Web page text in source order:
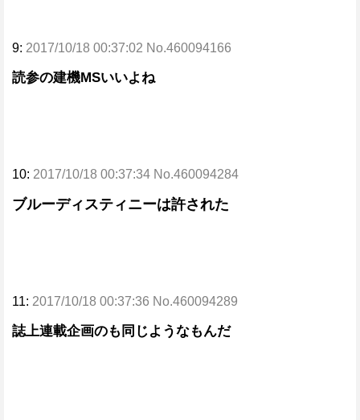
9: 2017/10/18 00:37:02 No.460094166
読参の建機MSいいよね
10: 2017/10/18 00:37:34 No.460094284
ブルーディスティニーは許された
11: 2017/10/18 00:37:36 No.460094289
誌上連載企画のも同じようなもんだ